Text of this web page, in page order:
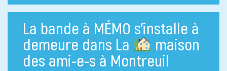
La bande à MÉMO s’installe à
demeure dans La
maison
des ami-e-s à Montreuil